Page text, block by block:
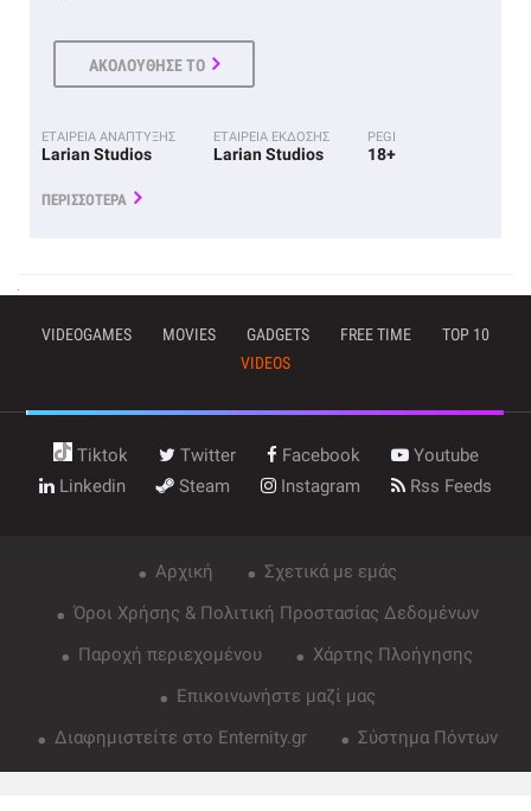
ΑΚΟΛΟΥΘΗΣΕ ΤΟ
ΕΤΑΙΡΕΙΑ ΑΝΑΠΤΥΞΗΣ
Larian Studios
ΕΤΑΙΡΕΙΑ ΕΚΔΟΣΗΣ
Larian Studios
PEGI
18+
ΠΕΡΙΣΣΟΤΕΡΑ
VIDEOGAMES MOVIES GADGETS FREE TIME
TOP 10
VIDEOS
Tiktok Twitter Facebook
Youtube
Linkedin
Steam Instagram Rss Feeds
Αρχική
Σχετικά με εμάς
Όροι Χρήσης & Πολιτική Προστασίας Δεδομένων
Παροχή περιεχομένου
Χάρτης Πλοήγησης
Επικοινωνήστε μαζί μας
Διαφημιστείτε στο Enternity.gr
Σύστημα Πόντων